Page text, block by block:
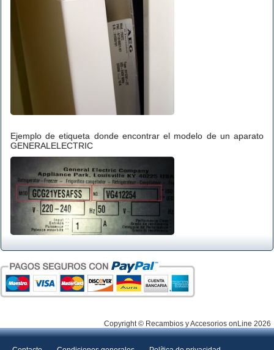
Ejemplo de etiqueta donde encontrar el modelo de un aparato
GENERALELECTRIC
Copyright © Recambios y Accesorios onLine 2026